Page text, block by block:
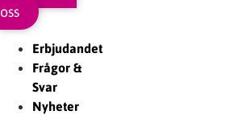
oss
Erbjudandet
Frågor &
Svar
Nyheter